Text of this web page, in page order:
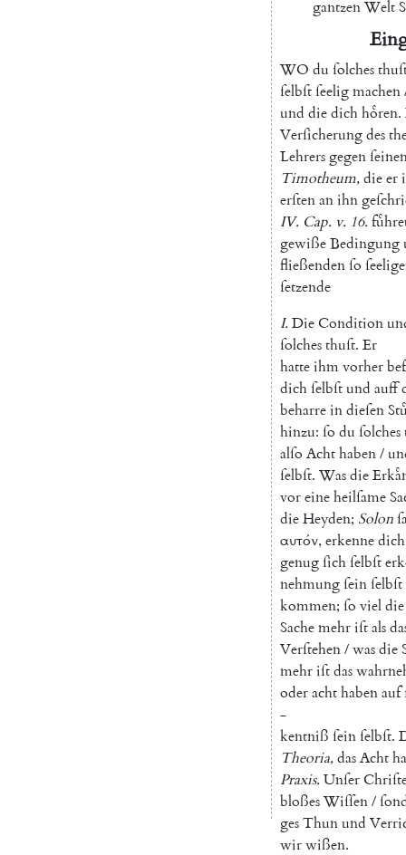
gantzenWelt
WO du ſolches
ſelbſtſeeligmachen
und diedichhoͤren.
Verſicherungdes
Lehrersgegen
Timotheum,dieer
erſtenanihn
IV. Cap. v. 16.
gewißeBedingung
fließendenſo
ſetzende
I.DieCondition
ſolchesthuſt. Er
hatteihmvorher
dichſelbſtund auff
beharreindieſen
hinzu: ſo du ſolches
alſo Achthaben/
ſelbſt. Wasdie
voreineheilſame
dieHeyden; Solon
αυτόν, erkennedich
genugſichſelbſt
nehmungſeinſelbſt
kommen; ſo vieldie
Sachemehriſtals
Verſtehen/wasdie
mehriſtdas
oderachthabenauf
-
kentniß ſeinſelbſt.
Theoria,dasAcht
Praxis.Unſer
bloßesWiſſen/
gesThunund
wirwißen.